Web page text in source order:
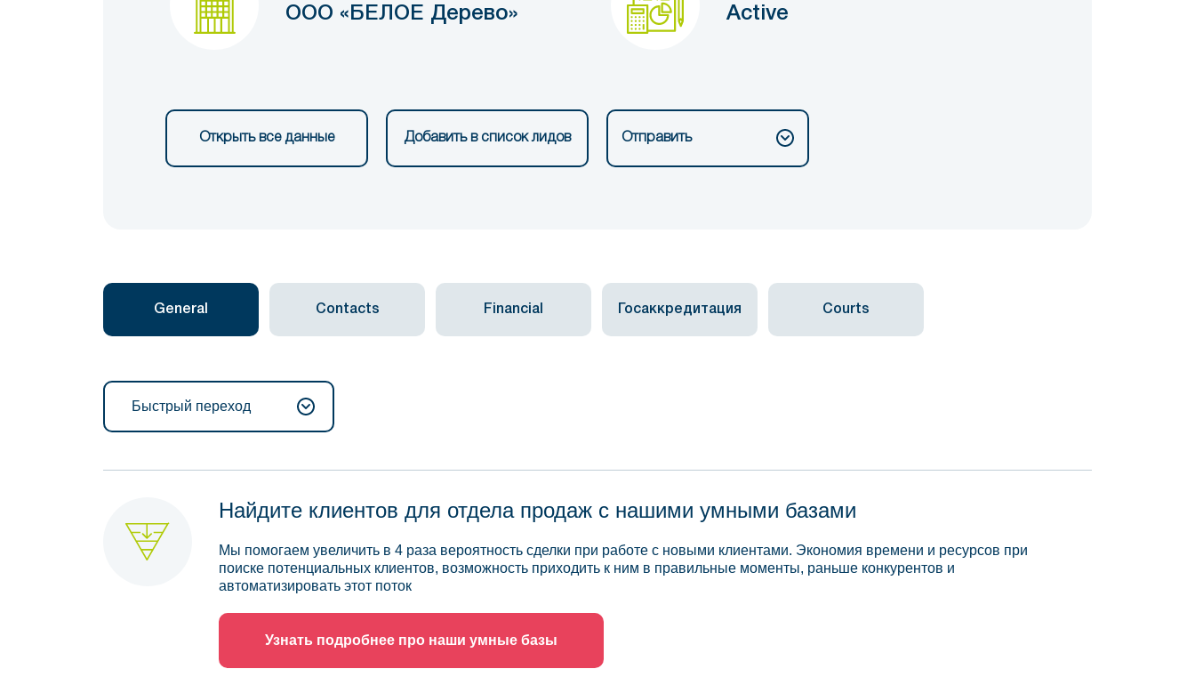
ООО «БЕЛОЕ Дерево» Active
Открыть все данные Добавить в список лидов Отправить
General Contacts Financial Госаккредитация Courts
Быстрый переход
Найдите клиентов для отдела продаж с нашими умными базами
Мы помогаем увеличить в 4 раза вероятность сделки при работе с новыми клиентами. Экономия времени и ресурсов при
поиске потенциальных клиентов, возможность приходить к ним в правильные моменты, раньше конкурентов и
автоматизировать этот поток
Узнать подробнее про наши умные базы